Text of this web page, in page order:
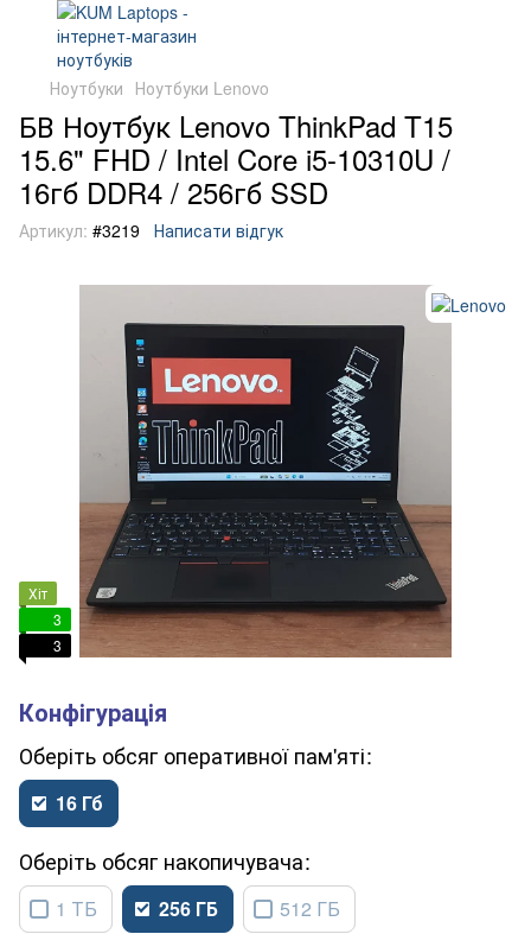
Ноутбуки Ноутбуки Lenovo
БВ Ноутбук Lenovo ThinkPad T15
15.6" FHD / Intel Core i5-10310U /
16гб DDR4 / 256гб SSD
Артикул: #3219 Написати відгук
Хіт
3
3
обсяг оперативної пам'яті
16 Гб
обсяг накопичувача
1 ТБ 256 ГБ 512 ГБ